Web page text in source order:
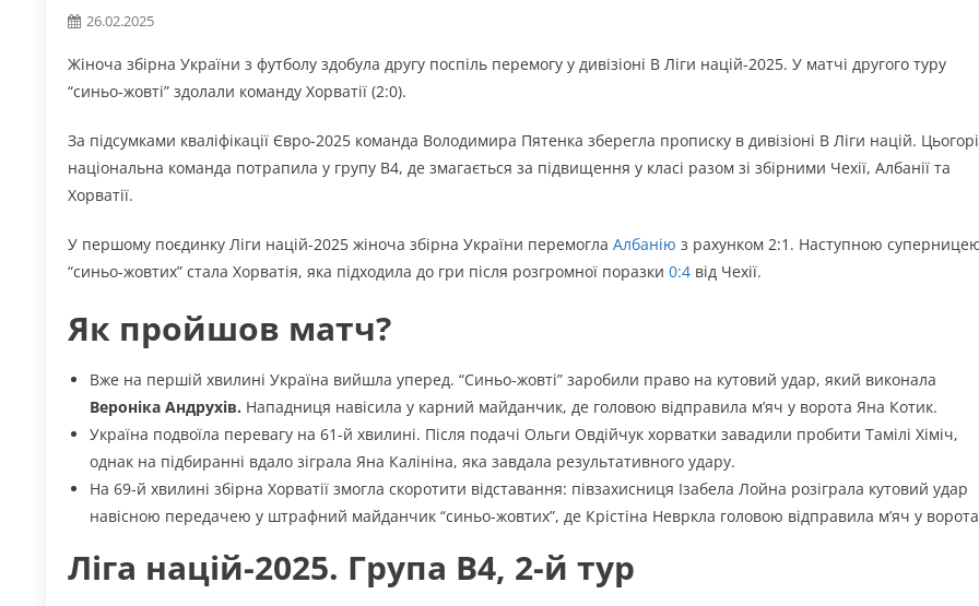
26.02.2025
Жіноча збірна України з футболу здобула другу поспіль перемогу у дивізіоні B Ліги націй-2025. У матчі другого туру
“синьо-жовті” здолали команду Хорватії (2:0).
За підсумками кваліфікації Євро-2025 команда Володимира Пятенка зберегла прописку в дивізіоні В Ліги націй.
національна команда потрапила у групу B4, де змагається за підвищення у класі разом зі збірними Чехії, Албанії та
Хорватії.
У першому поєдинку Ліги націй-2025 жіноча збірна України перемогла Албанію з рахунком 2:1. Наступною
“синьо-жовтих” стала Хорватія, яка підходила до гри після розгромної поразки 0:4 від Чехії.
Як пройшов матч?
Вже на першій хвилині Україна вийшла уперед. “Синьо-жовті” заробили право на кутовий удар, який виконала
Вероніка Андрухів. Нападниця навісила у карний майданчик, де головою відправила м’яч у ворота Яна Котик.
Україна подвоїла перевагу на 61-й хвилині. Після подачі Ольги Овдійчук хорватки завадили пробити Тамілі Хіміч,
однак на підбиранні вдало зіграла Яна Калініна, яка завдала результативного удару.
На 69-й хвилині збірна Хорватії змогла скоротити відставання: півзахисниця Ізабела Лойна розіграла кутовий удар
навісною передачею у штрафний майданчик “синьо-жовтих”, де Крістіна Невркла головою відправила м’яч у
Ліга націй-2025. Група B4, 2-й тур